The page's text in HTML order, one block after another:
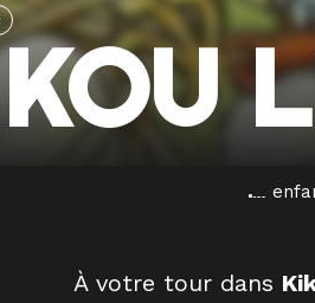
À votre tour dans